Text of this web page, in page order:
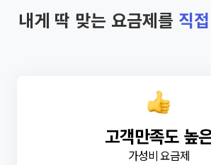
내게 딱 맞는 요금제를 직
고객만족도 높
가성비 요금제